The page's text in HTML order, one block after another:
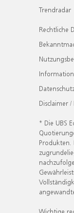
Trendradar
Rechtliche
Information
Disclaimer
* Die UBS
Produkten.